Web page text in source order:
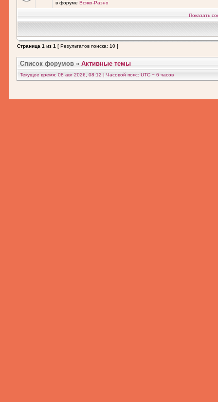
в форуме Всяко-Разно
Показать
Страница 1 из 1 [ Результатов поиска: 10 ]
Список форумов » Активные темы
Текущее время: 08 авг 2026, 08:12 | Часовой пояс: UTC − 6 часов